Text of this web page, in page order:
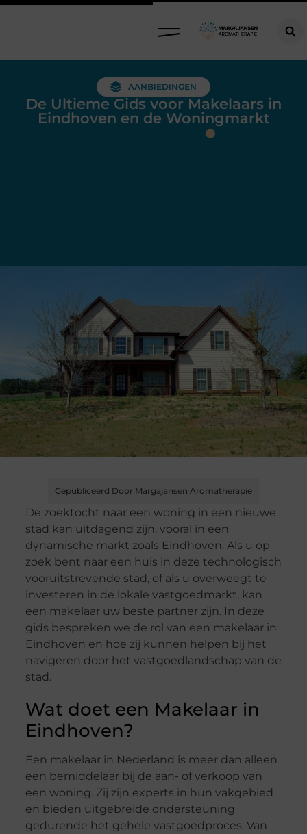
AANBIEDINGEN
De Ultieme Gids voor Makelaars in
Eindhoven en de Woningmarkt
Gepubliceerd Door Margajansen Aromatherapie
De zoektocht naar een woning in een nieuwe
stad kan uitdagend zijn, vooral in een
dynamische markt zoals Eindhoven. Als u op
zoek bent naar een huis in deze technologisch
vooruitstrevende stad, of als u overweegt te
investeren in de lokale vastgoedmarkt, kan
een makelaar uw beste partner zijn. In deze
gids bespreken we de rol van een makelaar in
Eindhoven en hoe zij kunnen helpen bij het
navigeren door het vastgoedlandschap van de
stad.
Wat doet een Makelaar in
Eindhoven?
Een makelaar in Nederland is meer dan alleen
een bemiddelaar bij de aan- of verkoop van
een woning. Zij zijn experts in hun vakgebied
en bieden uitgebreide ondersteuning
gedurende het gehele vastgoedproces. Van